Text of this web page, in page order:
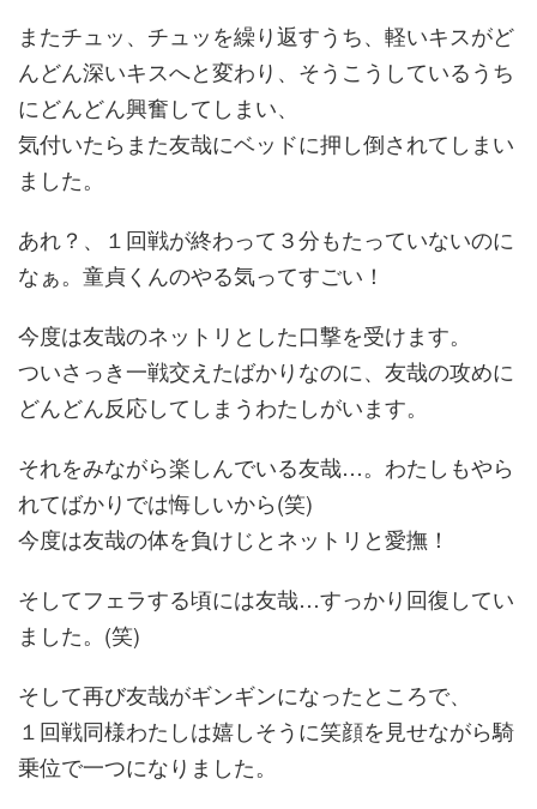
またチュッ、チュッを繰り返すうち、軽いキスがど
んどん深いキスへと変わり、そうこうしているうち
にどんどん興奮してしまい、
気付いたらまた友哉にベッドに押し倒されてしまい
ました。
あれ？、１回戦が終わって３分もたっていないのに
なぁ。童貞くんのやる気ってすごい！
今度は友哉のネットリとした口撃を受けます。
ついさっき一戦交えたばかりなのに、友哉の攻めに
どんどん反応してしまうわたしがいます。
それをみながら楽しんでいる友哉…。わたしもやら
れてばかりでは悔しいから(笑)
今度は友哉の体を負けじとネットリと愛撫！
そしてフェラする頃には友哉…すっかり回復してい
ました。(笑)
そして再び友哉がギンギンになったところで、
１回戦同様わたしは嬉しそうに笑顔を見せながら騎
乗位で一つになりました。